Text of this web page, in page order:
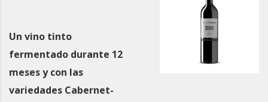
Un vino tinto
fermentado durante 12
meses y con las
variedades Cabernet-